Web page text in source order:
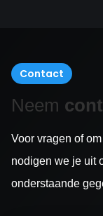
Contact
Neem
Voor vragen of
nodigen we je uit
onderstaande